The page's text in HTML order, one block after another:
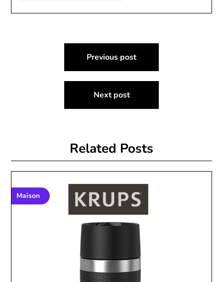
navigation
Previous post
Next post
Related Posts
Maison